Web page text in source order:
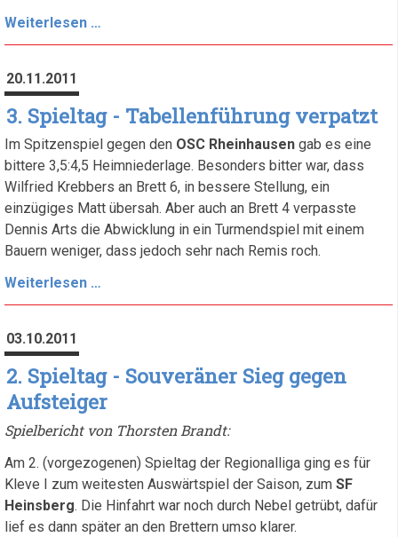
Weiterlesen …
Spieltag
Heimniederlage
20.11.2011
3. Spieltag - Tabellenführung verpatzt
Im Spitzenspiel gegen den OSC Rheinhausen gab es eine
bittere 3,5:4,5 Heimniederlage. Besonders bitter war, dass
Wilfried Krebbers an Brett 6, in bessere Stellung, ein
einzügiges Matt übersah. Aber auch an Brett 4 verpasste
Dennis Arts die Abwicklung in ein Turmendspiel mit einem
Bauern weniger, dass jedoch sehr nach Remis roch.
Weiterlesen …
Spieltag
verpatzt
03.10.2011
2. Spieltag - Souveräner Sieg gegen
Aufsteiger
Spielbericht von Thorsten Brandt:
Am 2. (vorgezogenen) Spieltag der Regionalliga ging es für
Kleve I zum weitesten Auswärtspiel der Saison, zum SF
Heinsberg. Die Hinfahrt war noch durch Nebel getrübt, dafür
lief es dann später an den Brettern umso klarer.